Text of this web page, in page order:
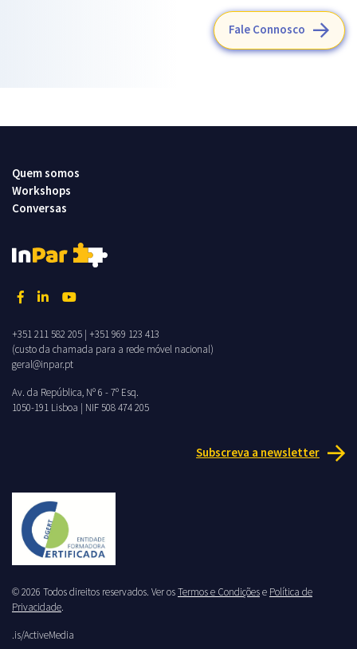
Fale Connosco
Quem somos
Workshops
Conversas
+351 211 582 205 | +351 969 123 413
(custo da chamada para a rede móvel nacional)
geral@inpar.pt
Av. da República, Nº 6 - 7º Esq.
1050-191 Lisboa | NIF 508 474 205
Subscreva a newsletter
© 2026 Todos direitos reservados. Ver osTermos e Condiçõese Política de
Privacidade.
.is/ActiveMedia